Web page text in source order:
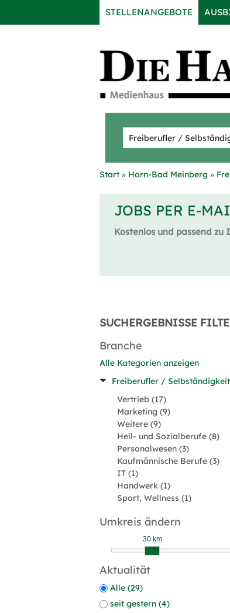
STELLENANGEBOTE
Start Horn-Bad Meinberg
JOBS PER E-
Kostenlos und passend zu
SUCHERGEBNISSE
Branche
Alle Kategorien anzeigen
Freiberufler /
Vertrieb (17)
Marketing (9)
Weitere (9)
Heil- und Sozialberufe (8)
Personalwesen (3)
Kaufmännische Berufe (3)
IT (1)
Handwerk (1)
Sport, Wellness (1)
Umkreis ändern
30 km
Aktualität
Alle (29)
seit gestern (4)